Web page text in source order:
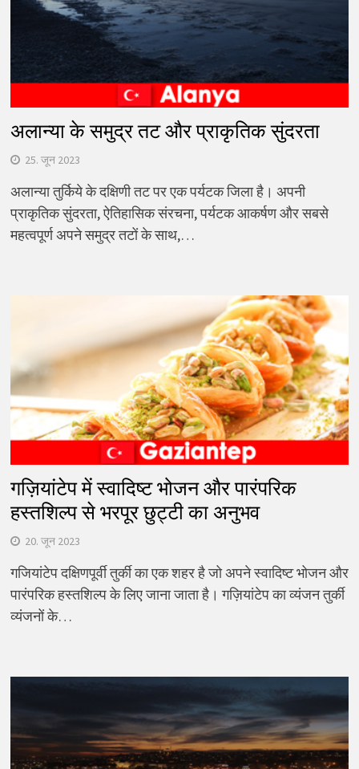
अलान्या के समुद्र तट और प्राकृतिक सुंदरता
25. जून 2023
अलान्या तुर्किये के दक्षिणी तट पर एक पर्यटक जिला है। अपनी
प्राकृतिक सुंदरता, ऐतिहासिक संरचना, पर्यटक आकर्षण और सबसे
महत्वपूर्ण अपने समुद्र तटों के साथ,…
गज़ियांटेप में स्वादिष्ट भोजन और पारंपरिक
हस्तशिल्प से भरपूर छुट्टी का अनुभव
20. जून 2023
गजियांटेप दक्षिणपूर्वी तुर्की का एक शहर है जो अपने स्वादिष्ट भोजन और
पारंपरिक हस्तशिल्प के लिए जाना जाता है। गज़ियांटेप का व्यंजन तुर्की
व्यंजनों के…